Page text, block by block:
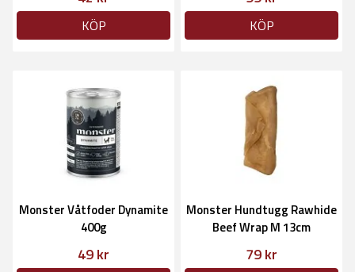
KÖP KÖP
Monster Våtfoder Dynamite
400g
49 kr
Monster Hundtugg Rawhide
Beef Wrap M 13cm
79 kr